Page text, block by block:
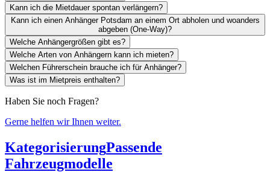
Kann ich die Mietdauer spontan verlängern?
Kann ich einen Anhänger Potsdam an einem Ort abholen und woanders
abgeben (One-Way)?
Welche Anhängergrößen gibt es?
Welche Arten von Anhängern kann ich mieten?
Welchen Führerschein brauche ich für Anhänger?
Was ist im Mietpreis enthalten?
Haben Sie noch Fragen?
Gerne helfen wir Ihnen weiter.
KategorisierungPassende
Fahrzeugmodelle